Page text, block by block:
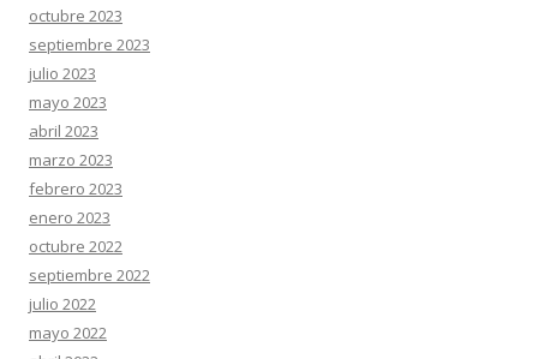
octubre 2023
septiembre 2023
julio 2023
mayo 2023
abril 2023
marzo 2023
febrero 2023
enero 2023
octubre 2022
septiembre 2022
julio 2022
mayo 2022